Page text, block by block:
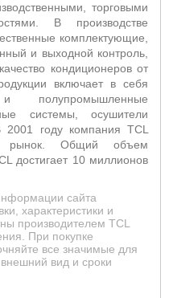
торговыми
В производстве
комплектующие,
и выходной контроль,
кондиционеров от
включает в себя
полупромышленные
системы, осушители
году компания TCL
рынок. Общий объем
достигает 10 миллионов
сайта
характеристики и
производителем TCL
При покупке
все значимые для
вид и сроки